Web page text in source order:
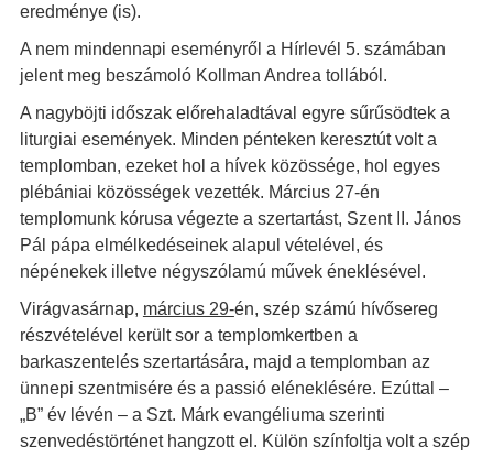
eredménye (is).
A nem mindennapi eseményről a Hírlevél 5. számában
jelent meg beszámoló Kollman Andrea tollából.
A nagyböjti időszak előrehaladtával egyre sűrűsödtek a
liturgiai események. Minden pénteken keresztút volt a
templomban, ezeket hol a hívek közössége, hol egyes
plébániai közösségek vezették. Március 27-én
templomunk kórusa végezte a szertartást, Szent II. János
Pál pápa elmélkedéseinek alapul vételével, és
népénekek illetve négyszólamú művek éneklésével.
Virágvasárnap, március 29-én, szép számú hívősereg
részvételével került sor a templomkertben a
barkaszentelés szertartására, majd a templomban az
ünnepi szentmisére és a passió eléneklésére. Ezúttal –
„B” év lévén – a Szt. Márk evangéliuma szerinti
szenvedéstörténet hangzott el. Külön színfoltja volt a szép